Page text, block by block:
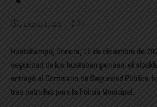
diciembre 16, 2025 0
Huatabampo, Sonora; 16 de diciembre de
seguridad de los huatabampenses, el
entregó al Comisario de Seguridad Pública,
tres patrullas para la Policía Municipal.